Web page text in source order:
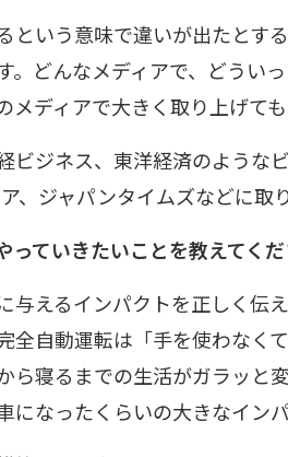
という意味で違いが出たとす
。どんなメディアで、どうい
メディアで大きく取り上げて
ビジネス、東洋経済のような
、ジャパンタイムズなどに取
っていきたいことを教えてく
与えるインパクトを正しく伝
全自動運転は「手を使わなく
ら寝るまでの生活がガラッと
になったくらいの大きなイン